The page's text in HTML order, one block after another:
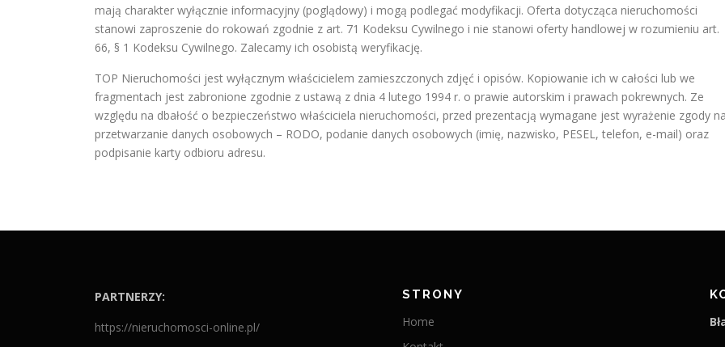
mają charakter wyłącznie informacyjny (poglądowy) i mogą podlegać modyfikacji. Oferta dotycząca nieruchomości
stanowi zaproszenie do rokowań zgodnie z art. 71 Kodeksu Cywilnego i nie stanowi oferty handlowej w rozumieniu art.
66, § 1 Kodeksu Cywilnego. Zalecamy ich osobistą weryfikację.
TOP Nieruchomości jest wyłącznym właścicielem zamieszczonych zdjęć i opisów. Kopiowanie ich w całości lub we
fragmentach jest zabronione zgodnie z ustawą z dnia 4 lutego 1994 r. o prawie autorskim i prawach pokrewnych. Ze
względu na dbałość o bezpieczeństwo właściciela nieruchomości, przed prezentacją wymagane jest wyrażenie zgody na
przetwarzanie danych osobowych – RODO, podanie danych osobowych (imię, nazwisko, PESEL, telefon, e-mail) oraz
podpisanie karty odbioru adresu.
PARTNERZY:
https://nieruchomosci-online.pl/
STRONY
Home